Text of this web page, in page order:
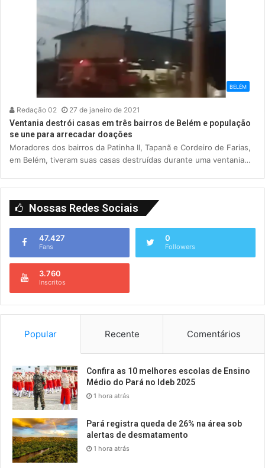
BELÉM
Redação 02 27 de janeiro de 2021
Ventania destrói casas em três bairros de Belém e população
se une para arrecadar doações
Moradores dos bairros da Patinha II, Tapanã e Cordeiro de Farias,
em Belém, tiveram suas casas destruídas durante uma ventania…
Nossas Redes Sociais
47.427
Fans
0
Followers
3.760
Inscritos
Popular Recente Comentários
Confira as 10 melhores escolas de Ensino
Médio do Pará no Ideb 2025
1 hora atrás
Pará registra queda de 26% na área sob
alertas de desmatamento
1 hora atrás